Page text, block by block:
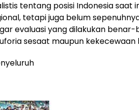
tentang posisi Indonesia saat
tetapi juga belum
evaluasi yang dilakukan
sesaat maupun kekecewaan